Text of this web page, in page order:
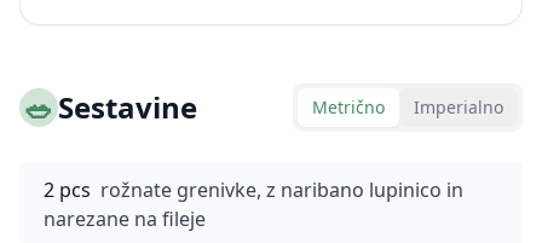
🥗Sestavine Metrično Imperialno
2 pcs rožnate grenivke, z naribano lupinico in
narezane na fileje